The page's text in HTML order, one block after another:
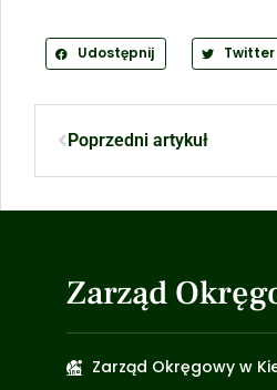
Udostępnij Twitter
Poprzedni artykuł
Zarząd
Zarząd Okręgowy w